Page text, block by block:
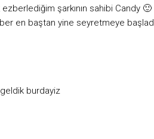
şarkının sahibi Candy 🙂
en baştan yine seyretmeye
burdayiz